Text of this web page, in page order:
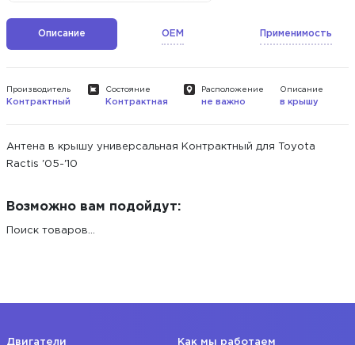
Описание OEM Применимость
Производитель
Контрактный
Состояние
Контрактная
Расположение
не важно
Описание
в крышу
Антена в крышу универсальная Контрактный для Toyota
Ractis '05-'10
Возможно вам подойдут:
Поиск товаров...
Двигатели Как мы работаем